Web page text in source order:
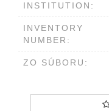
INSTITUTION:
INVENTORY
NUMBER:
ZO SÚBORU: